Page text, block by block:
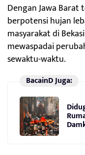
Dengan Jawa Barat
berpotensi hujan
masyarakat di
mewaspadai
sewaktu-waktu.
BacainD Juga: